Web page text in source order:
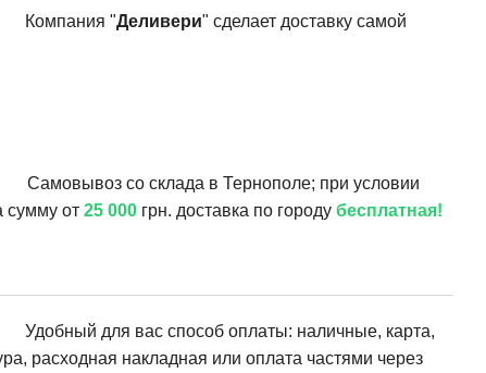
Компания "Деливери" сделает доставку самой
Самовывоз со склада в Тернополе; при условии
сумму от25 000 грн. доставка по городубесплатная!
Удобный для вас способ оплаты: наличные, карта,
расходная накладная или оплата частями через